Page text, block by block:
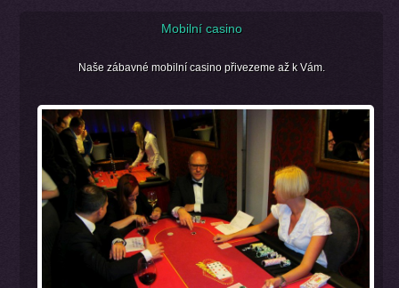
Mobilní casino
Naše zábavné mobilní casino přivezeme až k Vám.